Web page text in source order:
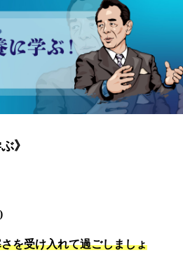
養に学ぶ！～転ばぬ先の杖～
》
を受け入れて過ごしましょ